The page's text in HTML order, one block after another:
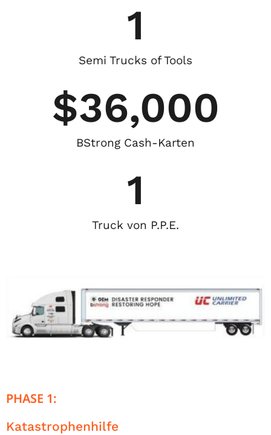
Semi Trucks of Tools
1
BStrong Cash-Karten
$36,000
Truck von P.P.E.
1
PHASE 1:
Katastrophenhilfe